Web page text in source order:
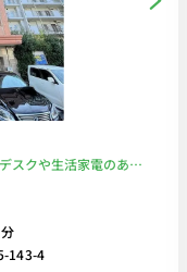
スクや生活家電のある
！
143-4